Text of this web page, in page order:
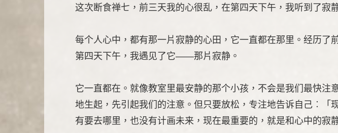
这次断食禅七，前三天我的心很乱，在第四天下午，我听到了寂
每个人心中，都有那一片寂静的心田，它一直都在那里。经历
第四天下午，我遇见了它——那片寂静。
它一直都在。就像教室里最安静的那个小孩，不会是我们最快
地生起，先引起我们的注意。但只要放松，专注地告诉自己︰
有要去哪里，也没有计画未来，现在最重要的，就是和心中的寂